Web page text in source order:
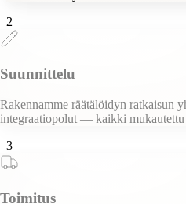
2
Suunnittelu
Rakennamme räätälöidyn ratkaisun
integraatiopolut — kaikki mukautettu
3
Toimitus